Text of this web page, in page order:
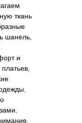
ткань
шанель,
и